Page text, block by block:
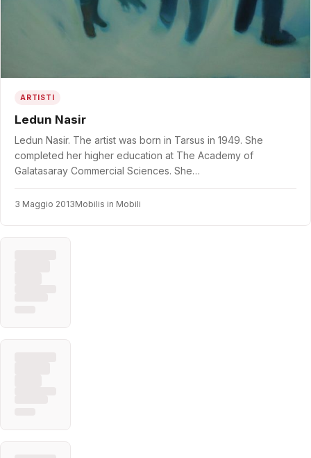
ARTISTI
Ledun Nasir
Ledun Nasir. The artist was born in Tarsus in 1949. She
completed her higher education at The Academy of
Galatasaray Commercial Sciences. She…
3 Maggio 2013Mobilis in Mobili